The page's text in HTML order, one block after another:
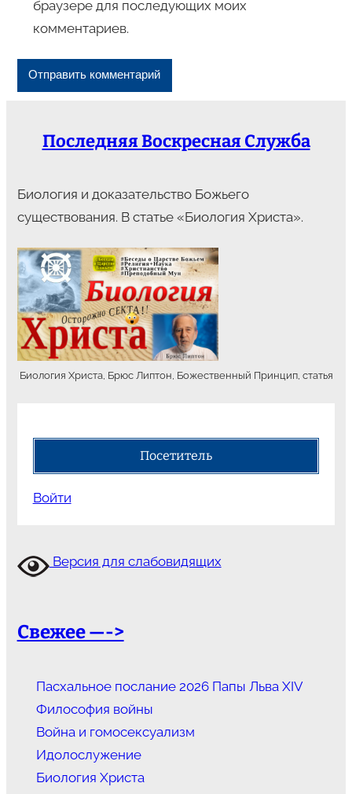
браузере для последующих моих
комментариев.
Последняя Воскресная Служба
Биология и доказательство Божьего
существования. В статье «Биология Христа».
Биология Христа, Брюс Липтон, Божественный Принцип, статья
Посетитель
Войти
Версия для слабовидящих
Свежее —->
Пасхальное послание 2026 Папы Льва XIV
Философия войны
Война и гомосексуализм
Идолослужение
Биология Христа